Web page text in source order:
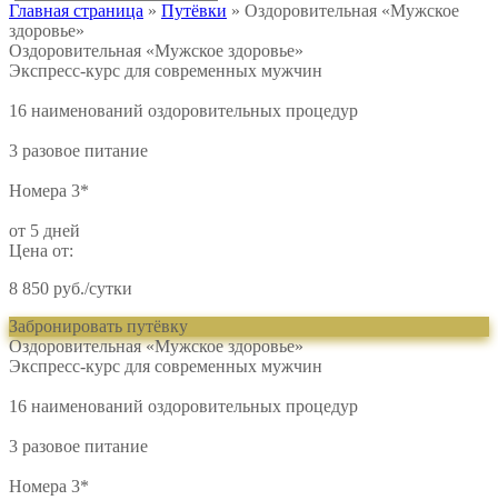
Главная страница » Путёвки » Оздоровительная «Мужское
здоровье»
Оздоровительная «Мужское здоровье»
Экспресс-курс для современных мужчин
16 наименований оздоровительных процедур
3 разовое питание
Номера 3*
от 5 дней
Цена от:
8 850 руб./сутки
Забронировать путёвку
Оздоровительная «Мужское здоровье»
Экспресс-курс для современных мужчин
16 наименований оздоровительных процедур
3 разовое питание
Номера 3*